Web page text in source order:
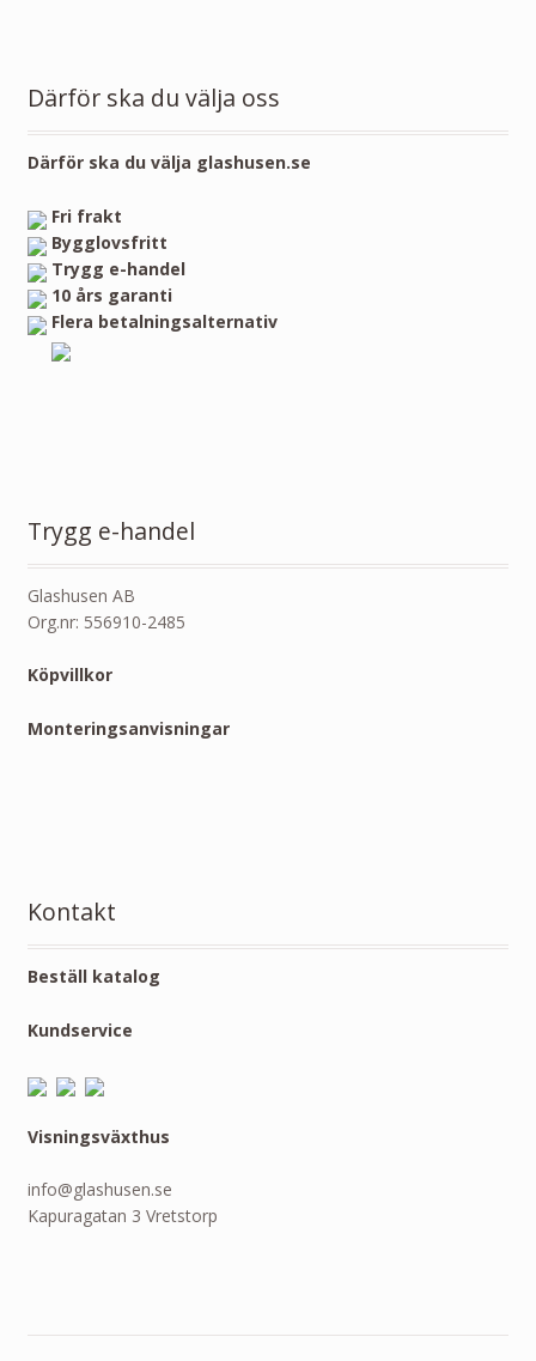
Därför ska du välja oss
Därför ska du välja glashusen.se
Fri frakt
Bygglovsfritt
Trygg e-handel
10 års garanti
Flera betalningsalternativ
Trygg e-handel
Glashusen AB
Org.nr: 556910-2485
Köpvillkor
Monteringsanvisningar
Kontakt
Beställ katalog
Kundservice
Visningsväxthus
info@glashusen.se
Kapuragatan 3 Vretstorp